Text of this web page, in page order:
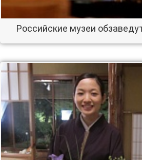
Российские музеи